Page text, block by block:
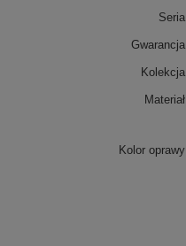
Seria
Gwarancja
Kolekcja
Materiał
Kolor oprawy